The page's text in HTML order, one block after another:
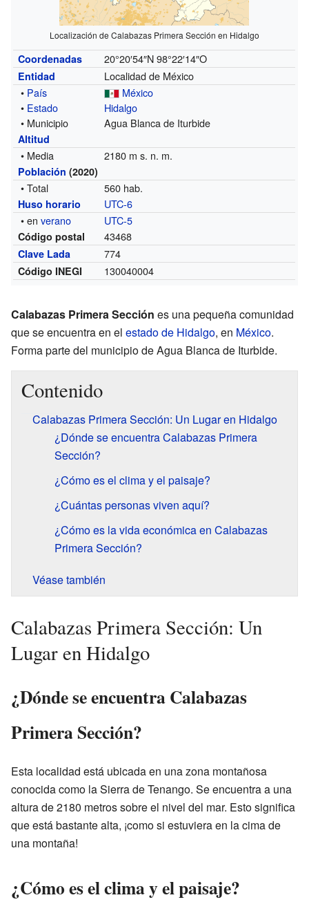
Localización de Calabazas Primera Sección en Hidalgo
Coordenadas 20°20′54″N 98°22′14″O
Entidad
Localidad de México
• País
México
• Estado
Hidalgo
• Municipio
Agua Blanca de Iturbide
Altitud
• Media 2180 m s. n. m.
Población (2020)
• Total 560 hab.
Huso horario
UTC-6
• enverano UTC-5
Código postal 43468
Clave Lada 774
Código INEGI 130040004
Calabazas Primera Sección es una pequeña comunidad
que se encuentra en el estado de Hidalgo, en México.
Forma parte del municipio de Agua Blanca de Iturbide.
Contenido
Calabazas Primera Sección: Un Lugar en Hidalgo
¿Dónde se encuentra Calabazas Primera
Sección?
¿Cómo es el clima y el paisaje?
¿Cuántas personas viven aquí?
¿Cómo es la vida económica en Calabazas
Primera Sección?
Véase también
Calabazas Primera Sección: Un
Lugar en Hidalgo
¿Dónde se encuentra Calabazas
Primera Sección?
Esta localidad está ubicada en una zona montañosa
conocida como la Sierra de Tenango. Se encuentra a una
altura de 2180 metros sobre el nivel del mar. Esto significa
que está bastante alta, ¡como si estuviera en la cima de
una montaña!
¿Cómo es el clima y el paisaje?